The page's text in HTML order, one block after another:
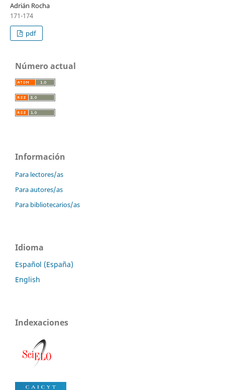
Adrián Rocha
171-174
pdf
Número actual
Información
Para lectores/as
Para autores/as
Para bibliotecarios/as
Idioma
Español (España)
English
Indexaciones